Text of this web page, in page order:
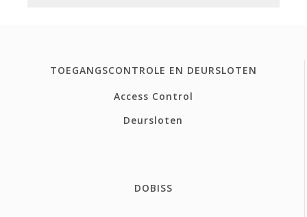
TOEGANGSCONTROLE EN DEURSLOTEN
Access Control
Deursloten
DOBISS